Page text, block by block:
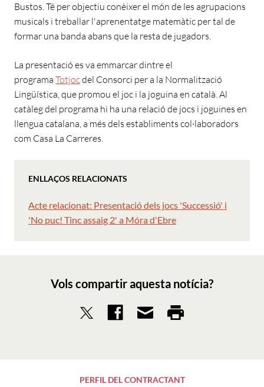
Bustos. Té per objectiu conèixer el món de les agrupacions
musicals i treballar l'aprenentatge matemàtic per tal de
formar una banda abans que la resta de jugadors.
La presentació es va emmarcar dintre el
programa Totjocdel Consorci per a la Normalització
Lingüística, que promou el joc i la joguina en català. Al
catàleg del programa hi ha una relació de jocs i joguines en
llengua catalana, a més dels establiments col·laboradors
com Casa La Carreres.
ENLLAÇOS RELACIONATS
Acte relacionat: Presentació dels jocs 'Successió' i
'No puc! Tinc assaig 2' a Móra d'Ebre
Vols compartir aquesta notícia?
PERFIL DEL CONTRACTANT